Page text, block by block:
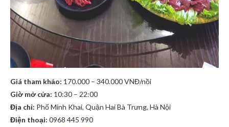
Giá tham khảo: 170.000 – 340.000 VNĐ/nồi
Giờ mở cửa: 10:30 – 22:00
Địa chỉ: Phố Minh Khai, Quận Hai Bà Trưng, Hà Nội
Điện thoại: 0968 445 990